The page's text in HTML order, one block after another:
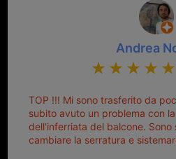
che non ti staccasse la chiave
talvolta non faceva bene il
bisognava armeggiare un po',
mettere in moto era un terno al
di dover prendere un mutuo per
Nissan... e invece ho scoperto
tutti i tipi. Adesso che ho la mia
nuova (solo la chiave, perché la
quella di prima), ogni volta che
mio pensiero va subito a
Andrea
TOP !!! Mi sono trasferito da
subito avuto un problema con
dell'inferriata del balcone. Sono
cambiare la serratura e